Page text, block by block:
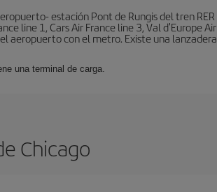
estación Pont de Rungis del tren
line 1, Cars Air France line 3, Val d'Europe
aeropuerto con el metro. Existe una
una terminal de carga.
Chicago